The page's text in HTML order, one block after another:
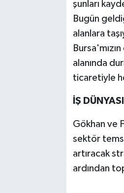
şunları
Bugün
alanlara
alanında
ticaretiyle
İŞ
Gökhan ve
sektör
artıracak
ardından